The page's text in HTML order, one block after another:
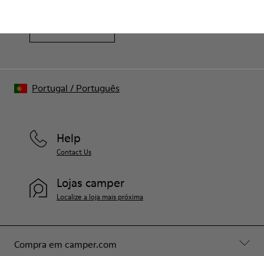
Compra em camper.com
Help
Contact Us
Lojas camper
Localize a loja mais próxima
Portugal / Português